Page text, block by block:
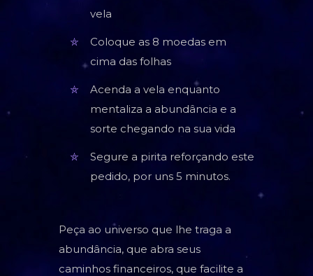
vela
Coloque as 8 moedas em
cima das folhas
Acenda a vela enquanto
mentaliza a abundância e a
sorte chegando na sua vida
Segure a pirita reforçando este
pedido, por uns 5 minutos.
Peça ao universo que lhe traga a
abundância, que abra seus
caminhos financeiros, que facilite a